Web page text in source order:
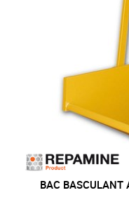
BAC BASCULANT